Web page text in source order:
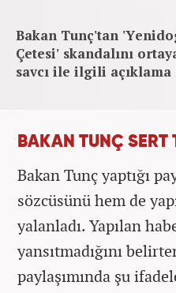
Bakan Tunç'tan
Çetesi' skandalını
savcı ile ilgili açıklama
BAKAN TUNÇ SERT
Bakan Tunç yaptığı
sözcüsünü hem de
yalanladı. Yapılan
yansıtmadığını
paylaşımında şu